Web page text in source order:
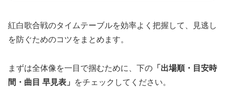
③ 見逃し配信・再放送情報
まとめ｜この一夜を、ちゃんと楽しむために
紅白歌合戦のタイムテーブルを効率よく把握して、見逃し
を防ぐためのコツをまとめます。
まずは全体像を一目で掴むために、下の 「出場順・目安時
間・曲目 早見表」
をチェックしてください。